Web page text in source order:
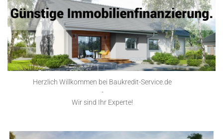
Herzlich Willkommen bei Baukredit-Service.de
-
Wir sind Ihr Experte!